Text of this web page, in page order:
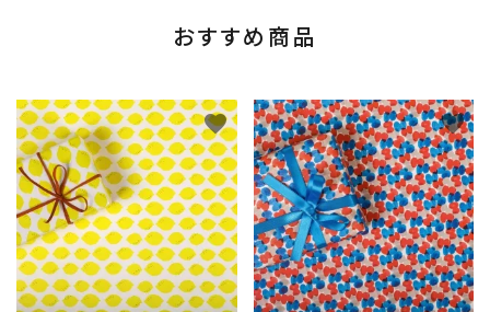
おすすめ商品
favorite favorite